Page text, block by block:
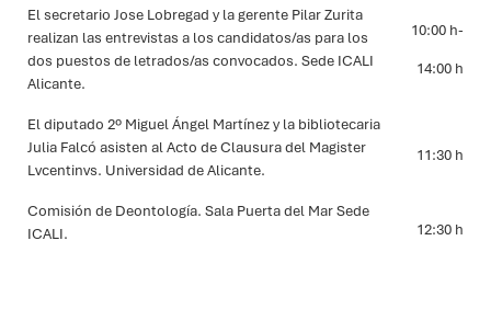
El secretario Jose Lobregad y la gerente Pilar Zurita
realizan las entrevistas a los candidatos/as para los
dos puestos de letrados/as convocados. Sede ICALI
Alicante.
10:00 h-
14:00 h
El diputado 2º Miguel Ángel Martínez y la bibliotecaria
Julia Falcó asisten alActo de Clausura del Magister
Lvcentinvs. Universidad de Alicante.
11:30 h
Comisión de Deontología. Sala Puerta del Mar Sede
ICALI.
12:30 h